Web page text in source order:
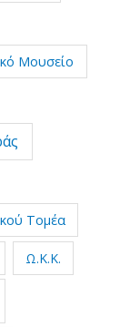
Μουσείο
Τομέα
Ω.Κ.Κ.